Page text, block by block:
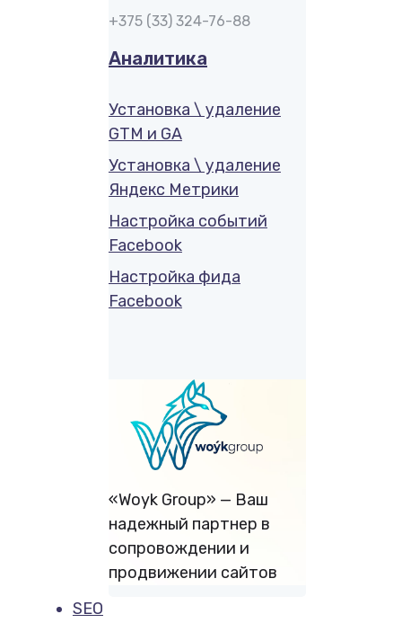
+375 (33) 324-76-88
Аналитика
Установка \ удаление
GTM и GA
Установка \ удаление
Яндекс Метрики
Настройка событий
Facebook
Настройка фида
Facebook
«Woyk Group» — Ваш
надежный партнер в
сопровождении и
продвижении сайтов
SEO